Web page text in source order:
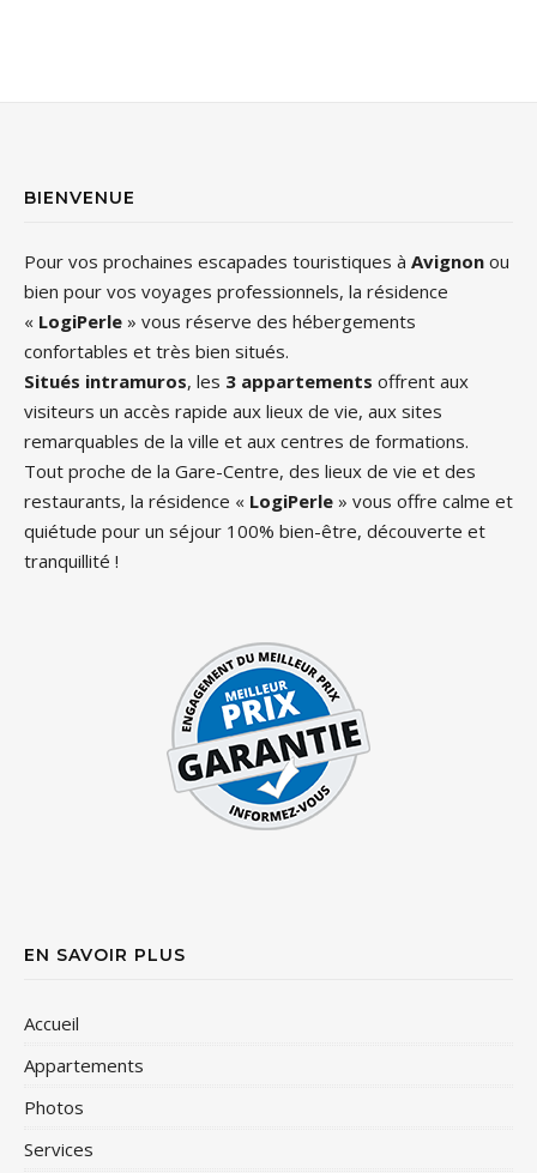
BIENVENUE
Pour vos prochaines escapades touristiques à Avignon ou
bien pour vos voyages professionnels, la résidence
« LogiPerle » vous réserve des hébergements
confortables et très bien situés.
Situés intramuros, les 3 appartements offrent aux
visiteurs un accès rapide aux lieux de vie, aux sites
remarquables de la ville et aux centres de formations.
Tout proche de la Gare-Centre, des lieux de vie et des
restaurants, la résidence « LogiPerle » vous offre calme et
quiétude pour un séjour 100% bien-être, découverte et
tranquillité !
EN SAVOIR PLUS
Accueil
Appartements
Photos
Services